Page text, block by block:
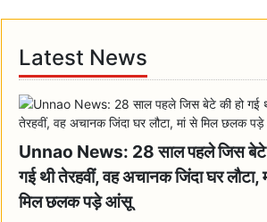
Latest News
Unnao News: 28 साल पहले जिस बेटे
गई थी तेरहवीं, वह अचानक जिंदा घर लौटा,
मिल छलक पड़े आंसू